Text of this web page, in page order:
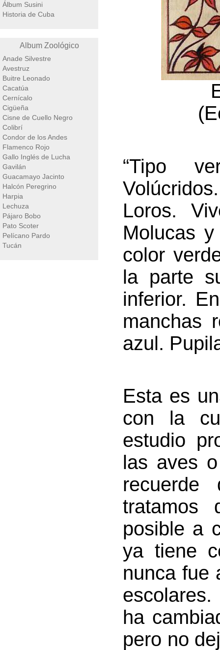
Álbum Susini
Historia de Cuba
Album Zoológico
Anade Silvestre
Avestruz
Buitre Leonado
Cacatúa
Cernícalo
Cigüeña
Cisne de Cuello Negro
Colibrí
Condor de los Andes
Flamenco Rojo
Gallo Inglés de Lucha
Gavilán
Guacamayo Jacinto
Halcón Peregrino
Harpia
Lechuza
Pájaro Bobo
Pato Scoter
Pelícano Pardo
Tucán
“Tipo
Loros.
Molucas
color
la parte
inferior.
manchas
azul.
Esta es
con la
estudio
las aves
recuerde
tratamos
posible a
ya tiene
nunca fue
ha
pero no